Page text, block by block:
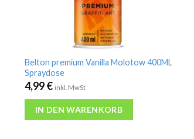
Belton premium Vanilla Molotow 400ML
Spraydose
4,99€ inkl. MwSt
IN DEN WARENKORB